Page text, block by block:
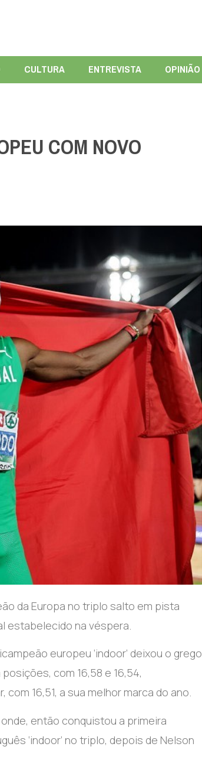
CULTURA ENTREVISTA OPINIÃO
COM NOVO
da Europa no triplo salto em pista
estabelecido na véspera.
europeu ‘indoor’ deixou o grego
com 16,58 e 16,54,
16,51, a sua melhor marca do ano.
então conquistou a primeira
‘indoor’ no triplo, depois de Nelson